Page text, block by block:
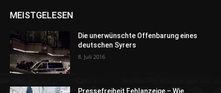
MEISTGELESEN
Die unerwünschte Offenbarung eines
deutschen Syrers
8. Juli 2016
Pressefreiheit Fehlanzeige – Wie